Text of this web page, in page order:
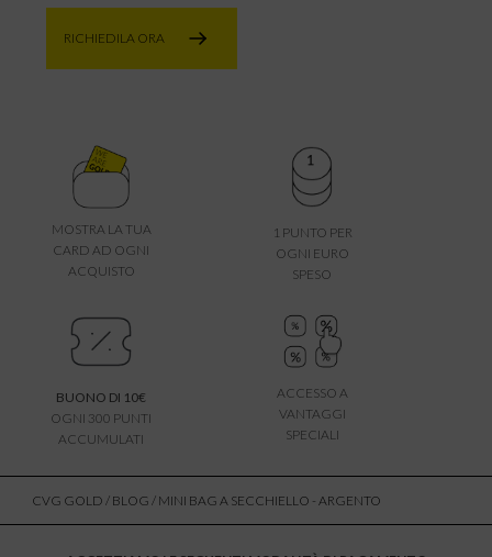
RICHIEDILA ORA
MOSTRA LA TUA
CARD AD OGNI
ACQUISTO
1 PUNTO PER
OGNI EURO
SPESO
BUONO DI 10€
OGNI 300 PUNTI
ACCUMULATI
ACCESSO A
VANTAGGI
SPECIALI
CVG GOLD / BLOG / MINI BAG A SECCHIELLO - ARGENTO